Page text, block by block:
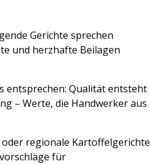
Gerichte sprechen
und herzhafte Beilagen
entsprechen: Qualität entsteht
– Werte, die Handwerker aus
regionale Kartoffelgerichte
für